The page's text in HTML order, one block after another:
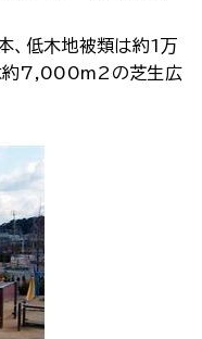
低木地被類は約1万
約7,000m2の芝生広